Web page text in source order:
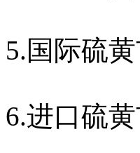
5.国际硫
6.进口硫